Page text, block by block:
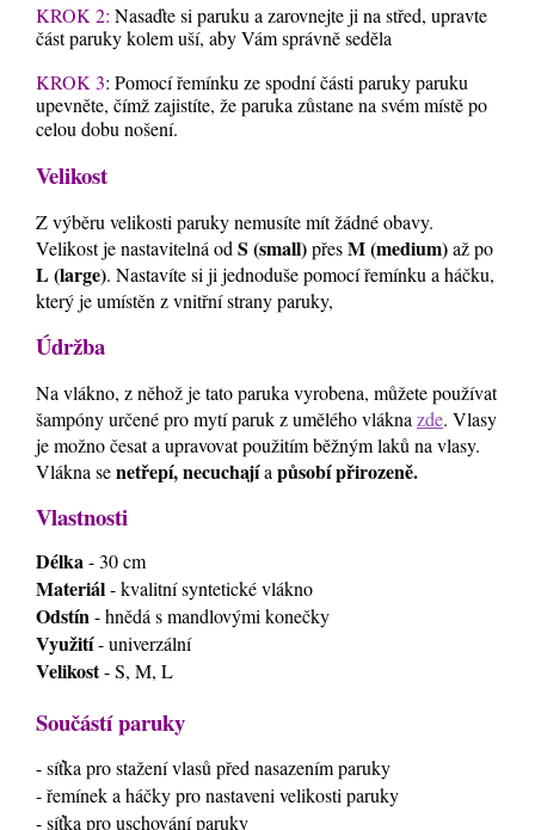
KROK 2: Nasaďte si paruku a zarovnejte ji na střed, upravte
část paruky kolem uší, aby Vám správně seděla
KROK 3: Pomocí řemínku ze spodní části paruky paruku
upevněte, čímž zajistíte, že paruka zůstane na svém místě po
celou dobu nošení.
Velikost
Z výběru velikosti paruky nemusíte mít žádné obavy.
Velikost je nastavitelná od S (small)přesM (medium)až po
L (large). Nastavíte si ji jednoduše pomocí řemínku a háčku,
který je umístěn z vnitřní strany paruky,
Údržba
Na vlákno, z něhož je tato paruka vyrobena, můžete používat
šampóny určené pro mytí paruk z umělého vláknazde. Vlasy
je možno česat a upravovat použitím běžným laků na vlasy.
Vlákna senetřepí, necuchajíapůsobí přirozeně.
Vlastnosti
Délka- 30 cm
Materiál- kvalitní syntetické vlákno
Odstín- hnědá s mandlovými konečky
Využití- univerzální
Velikost- S, M, L
Součástí paruky
- síťka pro stažení vlasů před nasazením paruky
- řemínek a háčky pro nastaveni velikosti paruky
- síťka pro uschování paruky